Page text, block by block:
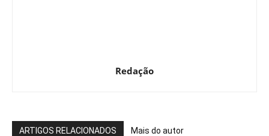
Redação
ARTIGOS RELACIONADOS Mais do autor